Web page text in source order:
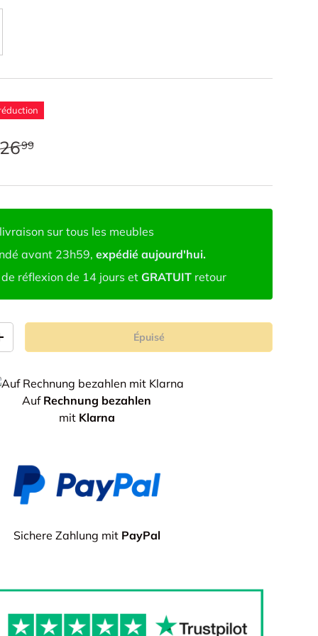
galerie
chêne foncé
99
livraison sur tous les meubles
avant 23h59,expédié aujourd'hui.
de réflexion de 14 jours etGRATUIT retour
Épuisé
AufRechnung bezahlen
mit Klarna
Sichere Zahlung mit PayPal